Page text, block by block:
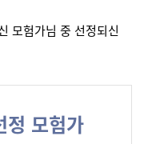
모험가님 중 선정되신
정 모험가